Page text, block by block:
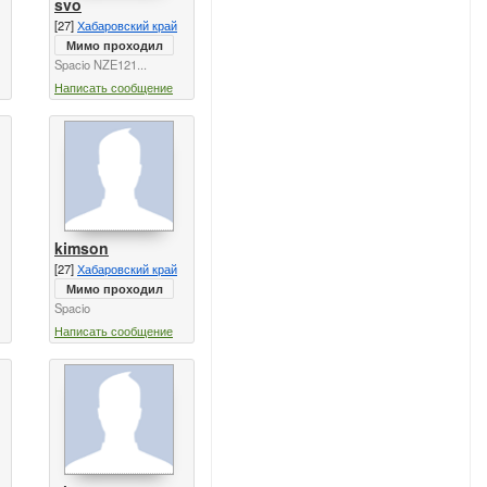
[27]Хабаровский край
Мимо проходил
Spacio NZE121...
Написать сообщение
kimson
[27]Хабаровский край
Мимо проходил
Spacio
Написать сообщение